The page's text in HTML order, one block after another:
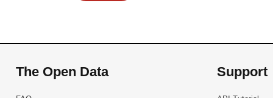
The Open Data Support